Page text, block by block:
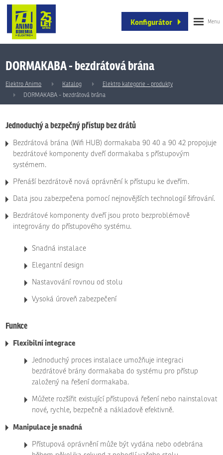
Konfigurátor
DORMAKABA - bezdrátová brána
Elektro Animo Katalog
Elektro kategorie - produkty
DORMAKABA - bezdrátová brána
Jednoduchý a bezpečný přístup bez drátů
Bezdrátová brána (Wifi HUB) dormakaba 90 40 a 90 42 propojuje
bezdrátové komponenty dveří dormakaba s přístupovým
systémem.
Přenáší bezdrátově nová oprávnění k přístupu ke dveřím.
Data jsou zabezpečena pomocí nejnovějších technologií šifrování.
Bezdrátové komponenty dveří jsou proto bezproblémově
integrovány do přístupového systému.
Snadná instalace
Elegantní design
Nastavování rovnou od stolu
Vysoká úroveň zabezpečení
Funkce
Flexibilní integrace
Jednoduchý proces instalace umožňuje integraci
bezdrátové brány dormakaba do systému pro přístup
založený na řešení dormakaba.
Můžete rozšířit existující přístupová řešení nebo nainstalovat
nové, rychle, bezpečně a nákladově efektivně.
Manipulace je snadná
Přístupová oprávnění může být vydána nebo odebrána